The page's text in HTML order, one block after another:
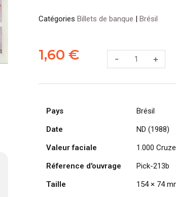
Catégories Billets de banque | Brésil
1,60 € -
de
BRÉSIL
de
Cruzados,
Machado
Assis
+
Pays
Brésil
Date
ND (1988)
Valeur faciale
1.000
Réference d'ouvrage
Pick-213b
Taille
154 × 74